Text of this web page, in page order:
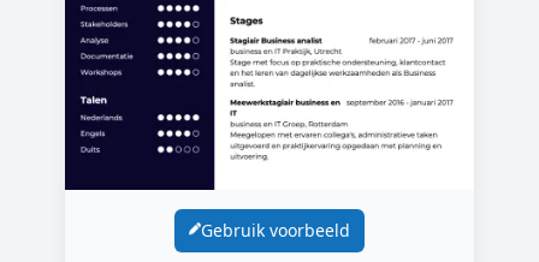
Gebruik voorbeeld